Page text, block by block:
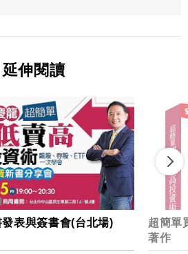
延伸閱讀
表與簽書會(台北場)
超簡單
著作